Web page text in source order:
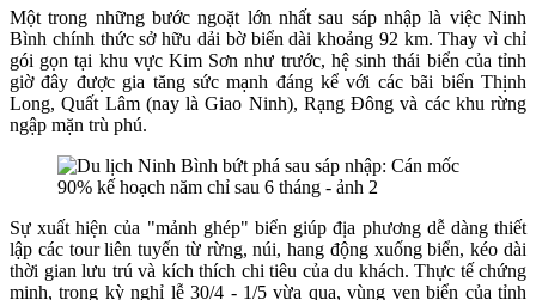
Một trong những bước ngoặt lớn nhất sau sáp nhập là việc Ninh
Bình chính thức sở hữu dải bờ biển dài khoảng 92 km. Thay vì chỉ
gói gọn tại khu vực Kim Sơn như trước, hệ sinh thái biển của tỉnh
giờ đây được gia tăng sức mạnh đáng kể với các bãi biển Thịnh
Long, Quất Lâm (nay là Giao Ninh), Rạng Đông và các khu rừng
ngập mặn trù phú.
Sự xuất hiện của "mảnh ghép" biển giúp địa phương dễ dàng thiết
lập các tour liên tuyến từ rừng, núi, hang động xuống biển, kéo dài
thời gian lưu trú và kích thích chi tiêu của du khách. Thực tế chứng
minh, trong kỳ nghỉ lễ 30/4 - 1/5 vừa qua, vùng ven biển của tỉnh